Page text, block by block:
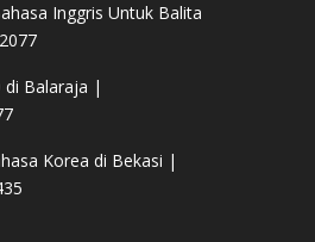
Inggris Untuk Balita
di Balaraja |
Korea di Bekasi |